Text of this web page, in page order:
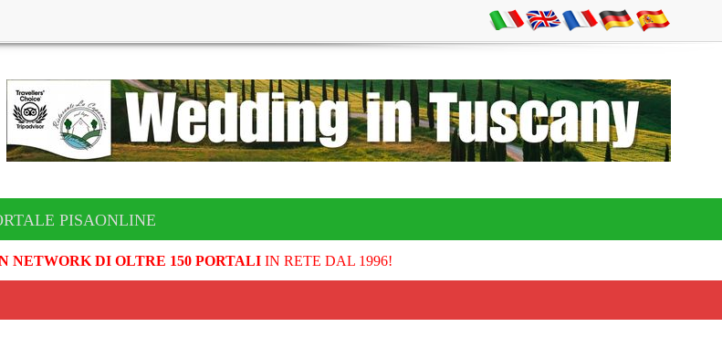
PISAONLINE
NETWORK DI OLTRE 150 PORTALIIN RETE DAL 1996!